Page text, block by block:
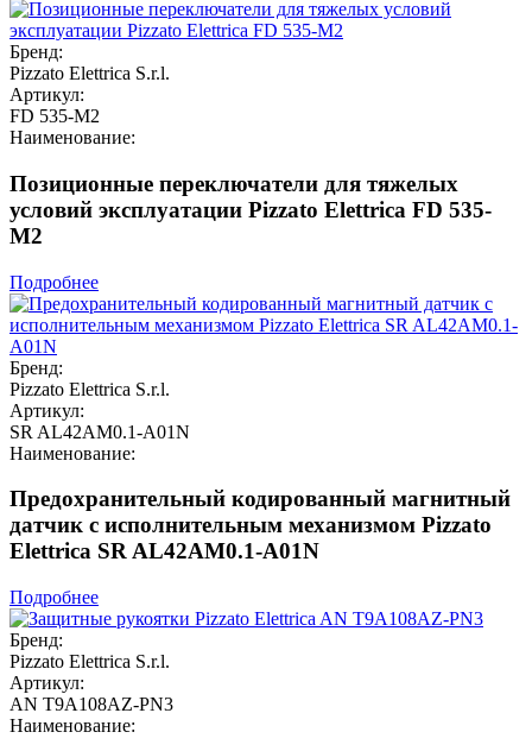
Бренд:
Pizzato Elettrica S.r.l.
Артикул:
FD 535-M2
Наименование:
Позиционные переключатели для тяжелых
условий эксплуатации Pizzato Elettrica FD 535-
M2
Подробнее
Бренд:
Pizzato Elettrica S.r.l.
Артикул:
SR AL42AM0.1-A01N
Наименование:
Предохранительный кодированный магнитный
датчик c исполнительным механизмом Pizzato
Elettrica SR AL42AM0.1-A01N
Подробнее
Бренд:
Pizzato Elettrica S.r.l.
Артикул:
AN T9A108AZ-PN3
Наименование: